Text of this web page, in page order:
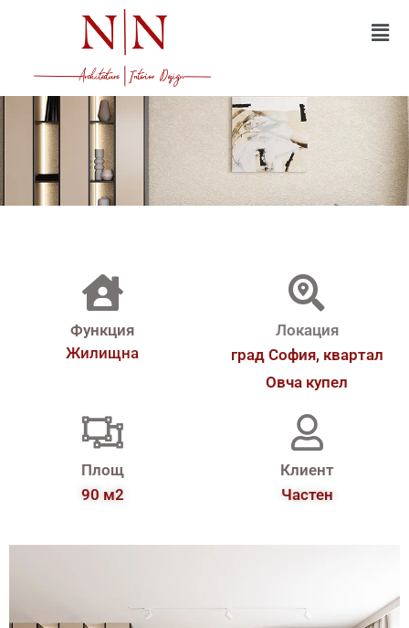
Функция
Жилищна
Локация
град София, квартал
Овча купел
Площ
90 м2
Клиент
Частен